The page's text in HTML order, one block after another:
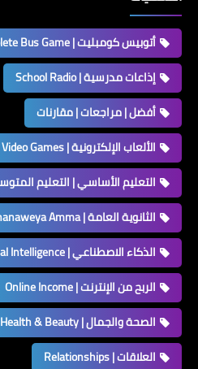
أتوبيس كومبليت | Complete Bus Game
إذاعات مدرسية | School Radio
أفضل | مراجعات | مقارنات
الألعاب الإلكترونية | Video Games
التعليم الأساسي | التعليم
الثانوية العامة | Thanaweya Amma
الذكاء الاصطناعي | Artificial Intelligence
الربح من الإنترنت | Online Income
الصحة والجمال | Health & Beauty
العلاقات | Relationships